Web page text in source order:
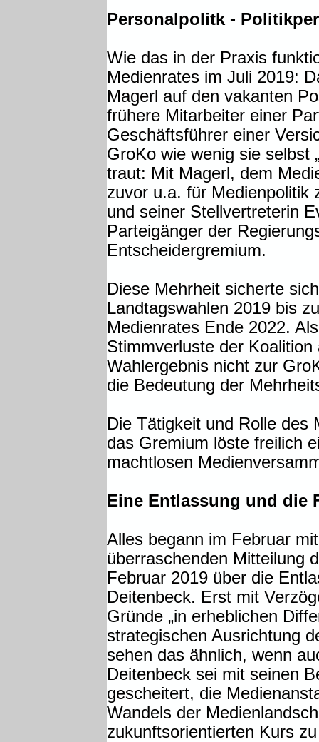
Personalpolitk -
Wie das in der Praxis
Medienrates im Juli 2019:
Magerl auf den vakanten
frühere Mitarbeiter einer
Geschäftsführer einer
GroKo wie wenig sie selbst
traut: Mit Magerl, dem
zuvor u.a. für Medienpolitik
und seiner Stellvertreterin
Parteigänger der
Entscheidergremium.
Diese Mehrheit sicherte
Landtagswahlen 2019 bis
Medienrates Ende 2022.
Stimmverluste der
Wahlergebnis nicht zur
die Bedeutung der
Die Tätigkeit und Rolle des
das Gremium löste freilich
machtlosen
Eine Entlassung und die
Alles begann im Februar
überraschenden Mitteilung
Februar 2019 über die
Deitenbeck. Erst mit
Gründe „in erheblichen
strategischen Ausrichtung
sehen das ähnlich, wenn
Deitenbeck sei mit seinen
gescheitert, die
Wandels der
zukunftsorientierten Kurs